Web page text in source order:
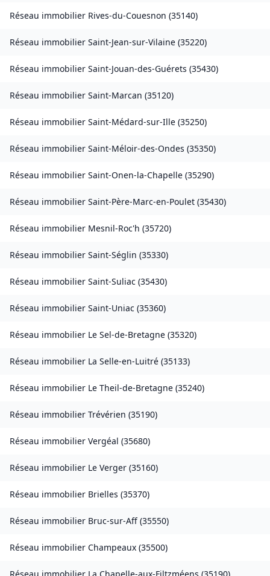
Réseau immobilier Rives-du-Couesnon (35140)
Réseau immobilier Saint-Jean-sur-Vilaine (35220)
Réseau immobilier Saint-Jouan-des-Guérets (35430)
Réseau immobilier Saint-Marcan (35120)
Réseau immobilier Saint-Médard-sur-Ille (35250)
Réseau immobilier Saint-Méloir-des-Ondes (35350)
Réseau immobilier Saint-Onen-la-Chapelle (35290)
Réseau immobilier Saint-Père-Marc-en-Poulet (35430)
Réseau immobilier Mesnil-Roc'h (35720)
Réseau immobilier Saint-Séglin (35330)
Réseau immobilier Saint-Suliac (35430)
Réseau immobilier Saint-Uniac (35360)
Réseau immobilier Le Sel-de-Bretagne (35320)
Réseau immobilier La Selle-en-Luitré (35133)
Réseau immobilier Le Theil-de-Bretagne (35240)
Réseau immobilier Trévérien (35190)
Réseau immobilier Vergéal (35680)
Réseau immobilier Le Verger (35160)
Réseau immobilier Brielles (35370)
Réseau immobilier Bruc-sur-Aff (35550)
Réseau immobilier Champeaux (35500)